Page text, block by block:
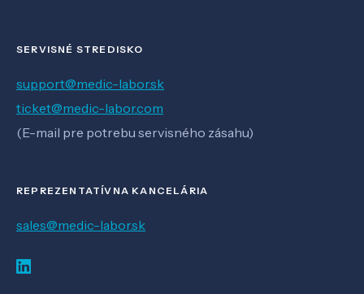
SERVISNÉ STREDISKO
support@medic-labor.sk
ticket@medic-labor.com
(E-mail pre potrebu servisného zásahu)
REPREZENTATÍVNA KANCELÁRIA
sales@medic-labor.sk